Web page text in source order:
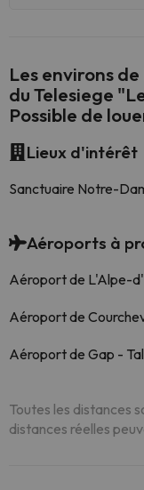
Les environs
du Telesiege
Possible de
Lieux d'intérêt
Sanctuaire Notre-
Aéroports à
Aéroport de L'Alpe-
Aéroport de
Aéroport de Gap -
Toutes les distances
distances réelles